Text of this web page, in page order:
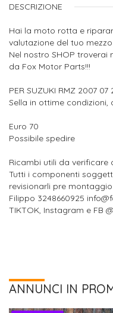
DESCRIZIONE
Hai la moto rotta e
valutazione del tuo
Nel nostro SHOP troverai
da Fox Motor Parts!!!
PER SUZUKI RMZ 2007
Sella in ottime
Euro 70
Possibile spedire
Ricambi utili da
Tutti i componenti
revisionarli pre montaggio
Filippo 3248660925
TIKTOK, Instagram e FB
ANNUNCI IN